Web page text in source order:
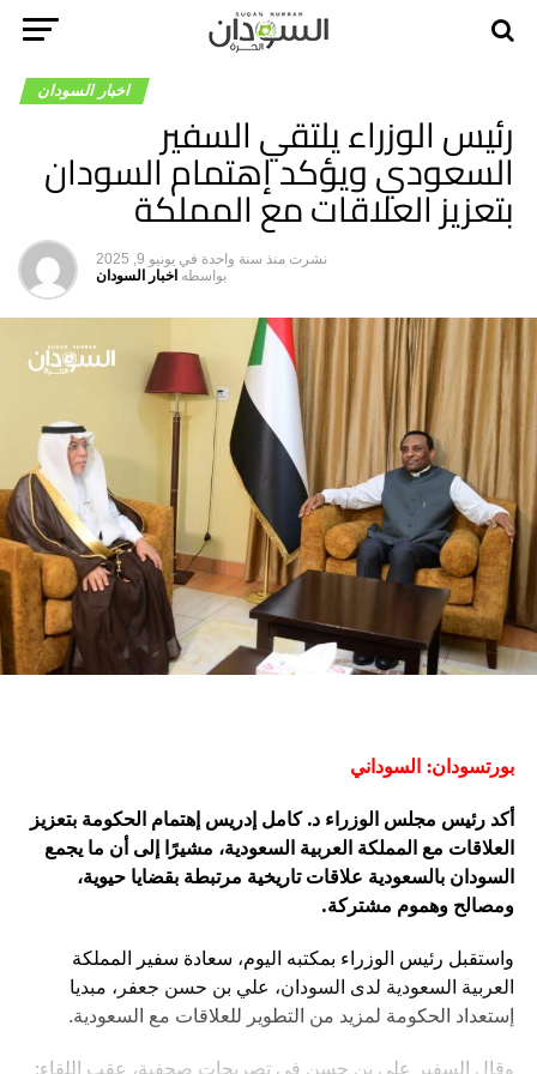
اخبار السودان
رئيس الوزراء يلتقي السفير
السعودي ويؤكد إهتمام السودان
بتعزيز العلاقات مع المملكة
نشرت منذ سنة واحدة في يونيو 9, 2025
بواسطه اخبار السودان
بورتسودان: السوداني
أكد رئيس مجلس الوزراء د. كامل إدريس إهتمام الحكومة بتعزيز
العلاقات مع المملكة العربية السعودية، مشيرًا إلى أن ما يجمع
السودان بالسعودية علاقات تاريخية مرتبطة بقضايا حيوية،
ومصالح وهموم مشتركة.
واستقبل رئيس الوزراء بمكتبه اليوم، سعادة سفير المملكة
العربية السعودية لدى السودان، علي بن حسن جعفر، مبديا
إستعداد الحكومة لمزيد من التطوير للعلاقات مع السعودية.
وقال السفير علي بن حسن في تصريحات صحفية، عقب اللقاء: